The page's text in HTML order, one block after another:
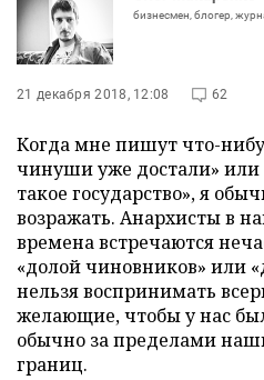
бизнесмен, блогер,
21 декабря 2018, 12:08 62
Когда мне пишут что-
чинуши уже достали»
такое государство», я
возражать. Анархисты в
времена встречаются
«долой чиновников» или
нельзя воспринимать
желающие, чтобы у нас
обычно за пределами
границ.